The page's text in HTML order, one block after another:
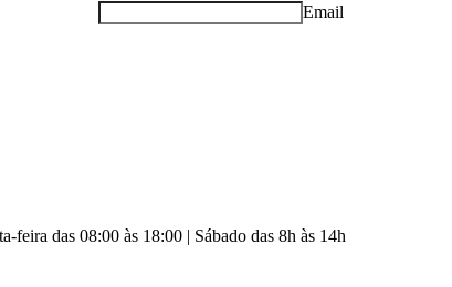
Email
feira das 08:00 às 18:00 | Sábado das 8h às 14h